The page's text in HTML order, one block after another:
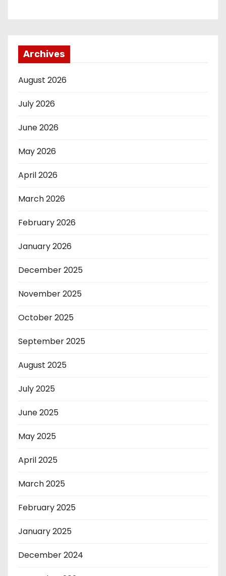
Archives
August 2026
July 2026
June 2026
May 2026
April 2026
March 2026
February 2026
January 2026
December 2025
November 2025
October 2025
September 2025
August 2025
July 2025
June 2025
May 2025
April 2025
March 2025
February 2025
January 2025
December 2024